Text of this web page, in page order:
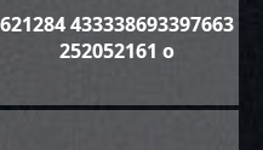
621284 433338693397663
252052161 o